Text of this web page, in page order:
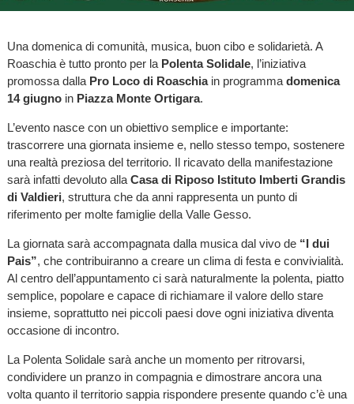
Una domenica di comunità, musica, buon cibo e solidarietà. A
Roaschia è tutto pronto per la Polenta Solidale, l’iniziativa
promossa dalla Pro Loco di Roaschiain programma domenica
14 giugnoin Piazza Monte Ortigara.
L’evento nasce con un obiettivo semplice e importante:
trascorrere una giornata insieme e, nello stesso tempo, sostenere
una realtà preziosa del territorio. Il ricavato della manifestazione
sarà infatti devoluto alla Casa di Riposo Istituto Imberti Grandis
di Valdieri, struttura che da anni rappresenta un punto di
riferimento per molte famiglie della Valle Gesso.
La giornata sarà accompagnata dalla musica dal vivo de “I dui
Pais”, che contribuiranno a creare un clima di festa e convivialità.
Al centro dell’appuntamento ci sarà naturalmente la polenta, piatto
semplice, popolare e capace di richiamare il valore dello stare
insieme, soprattutto nei piccoli paesi dove ogni iniziativa diventa
occasione di incontro.
La Polenta Solidale sarà anche un momento per ritrovarsi,
condividere un pranzo in compagnia e dimostrare ancora una
volta quanto il territorio sappia rispondere presente quando c’è una